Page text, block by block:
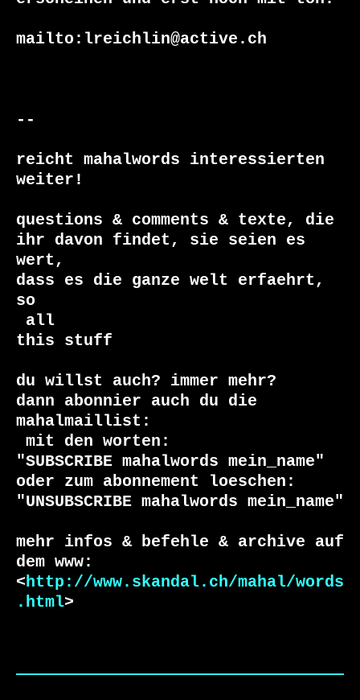
mailto:lreichlin@active.ch
--
reicht mahalwords interessierten
weiter!
questions & comments & texte, die
ihr davon findet, sie seien es
wert,
dass es die ganze welt erfaehrt,
this stuff
du willst auch? immer mehr?
dann abonnier auch du die
"SUBSCRIBE mahalwords mein_name"
oder zum abonnement loeschen:
"UNSUBSCRIBE mahalwords mein_name"
mehr infos & befehle & archive auf
dem www:
<http://www.skandal.ch/mahal/words
.html>